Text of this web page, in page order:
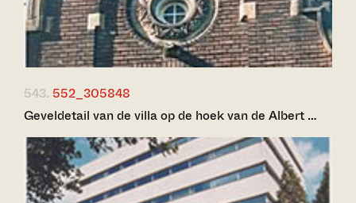
543. 552_305848
Geveldetail van de villa op de hoek van de Albert …